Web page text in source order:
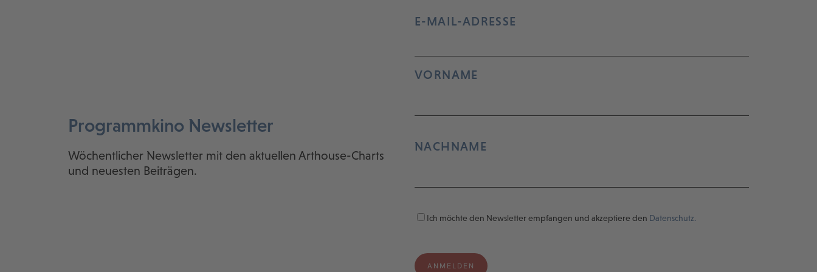
Programmkino Newsletter
Wöchentlicher Newsletter mit den aktuellen Arthouse-Charts
und neuesten Beiträgen.
E-MAIL-ADRESSE
VORNAME
NACHNAME
Ich möchte den Newsletter empfangen und akzeptiere den Datenschutz.